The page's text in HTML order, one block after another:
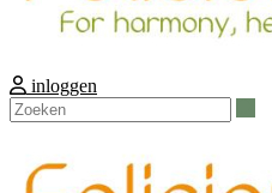
inloggen